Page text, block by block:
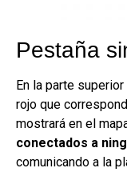
Pestaña
En la parte
rojo que
mostrará en el
conectados a
comunicando a la